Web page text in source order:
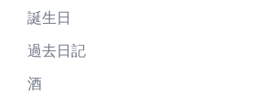
誕生日
過去日記
酒